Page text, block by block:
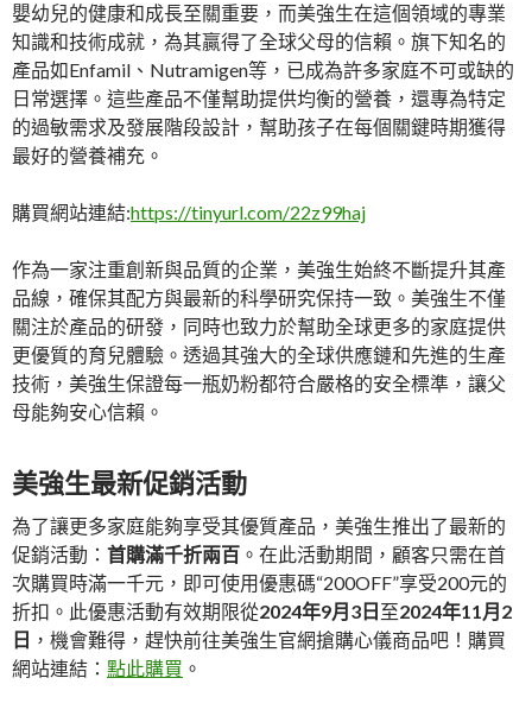
嬰幼兒的健康和成長至關重要，而美強生在這個領域的專業
知識和技術成就，為其贏得了全球父母的信賴。旗下知名的
產品如Enfamil、Nutramigen等，已成為許多家庭不可或缺的
日常選擇。這些產品不僅幫助提供均衡的營養，還專為特定
的過敏需求及發展階段設計，幫助孩子在每個關鍵時期獲得
最好的營養補充。
購買網站連結:https://tinyurl.com/22z99haj
作為一家注重創新與品質的企業，美強生始終不斷提升其產
品線，確保其配方與最新的科學研究保持一致。美強生不僅
關注於產品的研發，同時也致力於幫助全球更多的家庭提供
更優質的育兒體驗。透過其強大的全球供應鏈和先進的生產
技術，美強生保證每一瓶奶粉都符合嚴格的安全標準，讓父
母能夠安心信賴。
美強生最新促銷活動
為了讓更多家庭能夠享受其優質產品，美強生推出了最新的
促銷活動： 首購滿千折兩百 。在此活動期間，顧客只需在首
次購買時滿一千元，即可使用優惠碼“200OFF”享受200元的
折扣。此優惠活動有效期限從2024年9月3日至2024年11月2
日 ，機會難得，趕快前往美強生官網搶購心儀商品吧！購買
網站連結： 點此購買 。